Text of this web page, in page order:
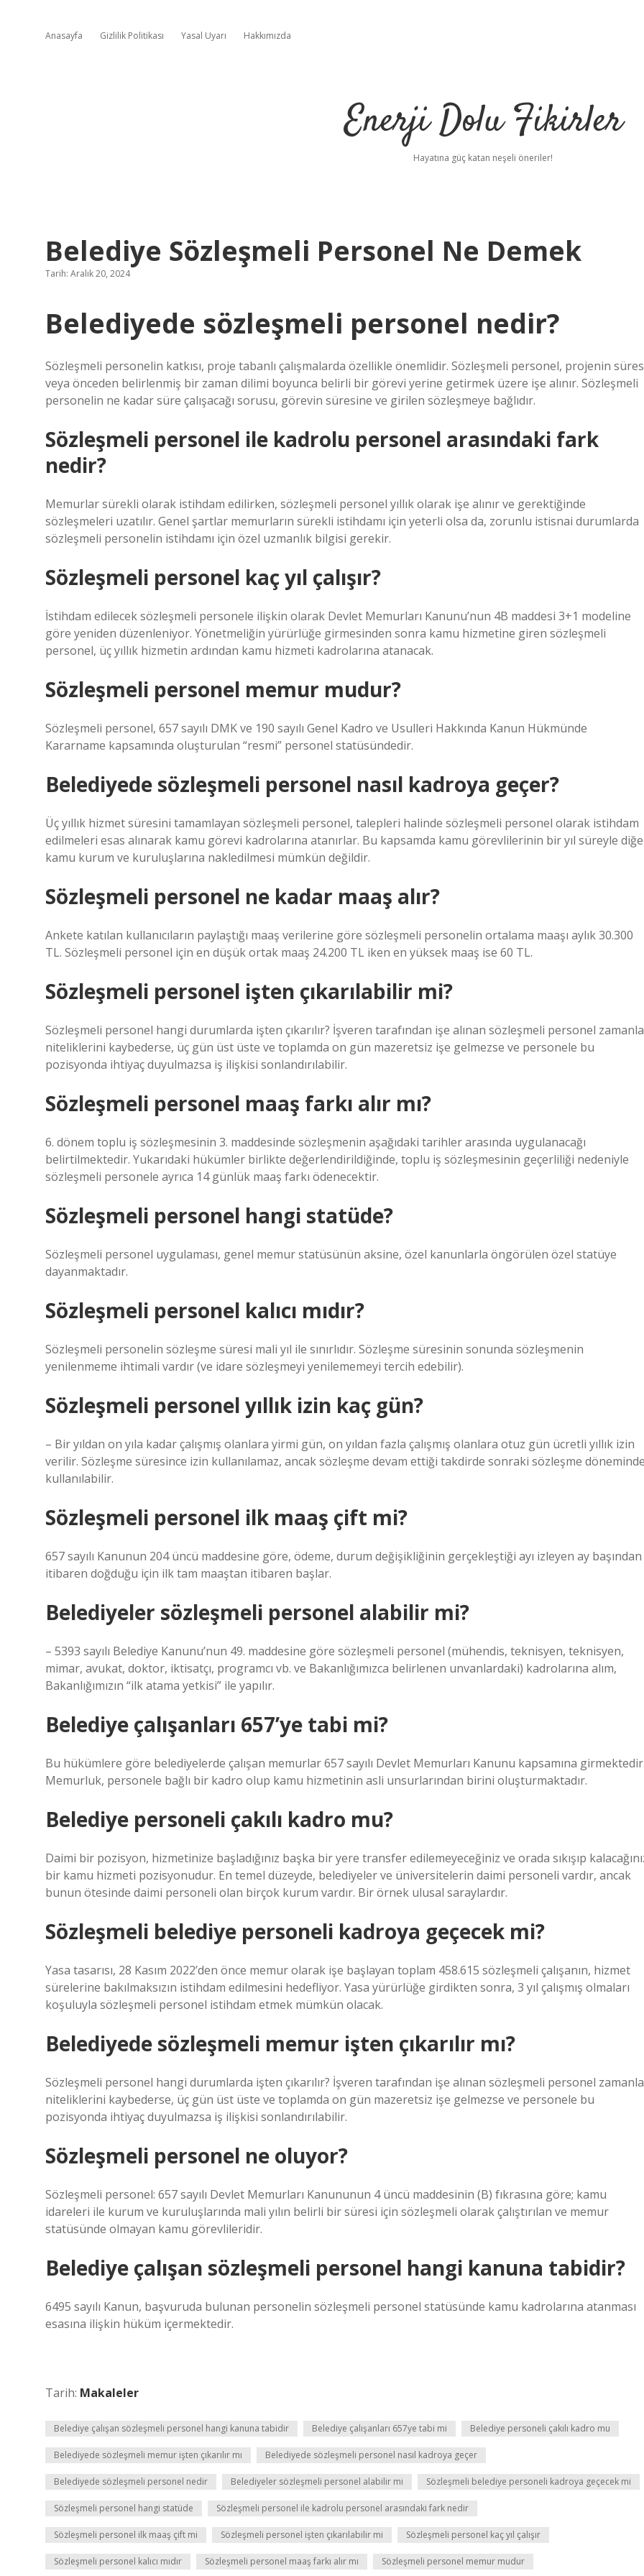
Anasayfa Gizlilik Politikası Yasal Uyarı Hakkımızda
Enerji Dolu Fikirler
Hayatına güç katan neşeli öneriler!
Belediye Sözleşmeli Personel Ne Demek
Tarih: Aralık 20, 2024
Belediyede sözleşmeli personel nedir?
Sözleşmeli personelin katkısı, proje tabanlı çalışmalarda özellikle önemlidir. Sözleşmeli personel, projenin
veya önceden belirlenmiş bir zaman dilimi boyunca belirli bir görevi yerine getirmek üzere işe alınır. Sözleşmeli
personelin ne kadar süre çalışacağı sorusu, görevin süresine ve girilen sözleşmeye bağlıdır.
Sözleşmeli personel ile kadrolu personel arasındaki fark
nedir?
Memurlar sürekli olarak istihdam edilirken, sözleşmeli personel yıllık olarak işe alınır ve gerektiğinde
sözleşmeleri uzatılır. Genel şartlar memurların sürekli istihdamı için yeterli olsa da, zorunlu istisnai durumlarda
sözleşmeli personelin istihdamı için özel uzmanlık bilgisi gerekir.
Sözleşmeli personel kaç yıl çalışır?
İstihdam edilecek sözleşmeli personele ilişkin olarak Devlet Memurları Kanunu’nun 4B maddesi 3+1 modeline
göre yeniden düzenleniyor. Yönetmeliğin yürürlüğe girmesinden sonra kamu hizmetine giren sözleşmeli
personel, üç yıllık hizmetin ardından kamu hizmeti kadrolarına atanacak.
Sözleşmeli personel memur mudur?
Sözleşmeli personel, 657 sayılı DMK ve 190 sayılı Genel Kadro ve Usulleri Hakkında Kanun Hükmünde
Kararname kapsamında oluşturulan “resmi” personel statüsündedir.
Belediyede sözleşmeli personel nasıl kadroya geçer?
Üç yıllık hizmet süresini tamamlayan sözleşmeli personel, talepleri halinde sözleşmeli personel olarak istihdam
edilmeleri esas alınarak kamu görevi kadrolarına atanırlar. Bu kapsamda kamu görevlilerinin bir yıl süreyle
kamu kurum ve kuruluşlarına nakledilmesi mümkün değildir.
Sözleşmeli personel ne kadar maaş alır?
Ankete katılan kullanıcıların paylaştığı maaş verilerine göre sözleşmeli personelin ortalama maaşı aylık 30.300
TL. Sözleşmeli personel için en düşük ortak maaş 24.200 TL iken en yüksek maaş ise 60 TL.
Sözleşmeli personel işten çıkarılabilir mi?
Sözleşmeli personel hangi durumlarda işten çıkarılır? İşveren tarafından işe alınan sözleşmeli personel zamanla
niteliklerini kaybederse, üç gün üst üste ve toplamda on gün mazeretsiz işe gelmezse ve personele bu
pozisyonda ihtiyaç duyulmazsa iş ilişkisi sonlandırılabilir.
Sözleşmeli personel maaş farkı alır mı?
6. dönem toplu iş sözleşmesinin 3. maddesinde sözleşmenin aşağıdaki tarihler arasında uygulanacağı
belirtilmektedir. Yukarıdaki hükümler birlikte değerlendirildiğinde, toplu iş sözleşmesinin geçerliliği nedeniyle
sözleşmeli personele ayrıca 14 günlük maaş farkı ödenecektir.
Sözleşmeli personel hangi statüde?
Sözleşmeli personel uygulaması, genel memur statüsünün aksine, özel kanunlarla öngörülen özel statüye
dayanmaktadır.
Sözleşmeli personel kalıcı mıdır?
Sözleşmeli personelin sözleşme süresi mali yıl ile sınırlıdır. Sözleşme süresinin sonunda sözleşmenin
yenilenmeme ihtimali vardır (ve idare sözleşmeyi yenilememeyi tercih edebilir).
Sözleşmeli personel yıllık izin kaç gün?
– Bir yıldan on yıla kadar çalışmış olanlara yirmi gün, on yıldan fazla çalışmış olanlara otuz gün ücretli yıllık izin
verilir. Sözleşme süresince izin kullanılamaz, ancak sözleşme devam ettiği takdirde sonraki sözleşme
kullanılabilir.
Sözleşmeli personel ilk maaş çift mi?
657 sayılı Kanunun 204 üncü maddesine göre, ödeme, durum değişikliğinin gerçekleştiği ayı izleyen ay başından
itibaren doğduğu için ilk tam maaştan itibaren başlar.
Belediyeler sözleşmeli personel alabilir mi?
– 5393 sayılı Belediye Kanunu’nun 49. maddesine göre sözleşmeli personel (mühendis, teknisyen, teknisyen,
mimar, avukat, doktor, iktisatçı, programcı vb. ve Bakanlığımızca belirlenen unvanlardaki) kadrolarına alım,
Bakanlığımızın “ilk atama yetkisi” ile yapılır.
Belediye çalışanları 657’ye tabi mi?
Bu hükümlere göre belediyelerde çalışan memurlar 657 sayılı Devlet Memurları Kanunu kapsamına
Memurluk, personele bağlı bir kadro olup kamu hizmetinin asli unsurlarından birini oluşturmaktadır.
Belediye personeli çakılı kadro mu?
Daimi bir pozisyon, hizmetinize başladığınız başka bir yere transfer edilemeyeceğiniz ve orada sıkışıp
bir kamu hizmeti pozisyonudur. En temel düzeyde, belediyeler ve üniversitelerin daimi personeli vardır, ancak
bunun ötesinde daimi personeli olan birçok kurum vardır. Bir örnek ulusal saraylardır.
Sözleşmeli belediye personeli kadroya geçecek mi?
Yasa tasarısı, 28 Kasım 2022’den önce memur olarak işe başlayan toplam 458.615 sözleşmeli çalışanın, hizmet
sürelerine bakılmaksızın istihdam edilmesini hedefliyor. Yasa yürürlüğe girdikten sonra, 3 yıl çalışmış olmaları
koşuluyla sözleşmeli personel istihdam etmek mümkün olacak.
Belediyede sözleşmeli memur işten çıkarılır mı?
Sözleşmeli personel hangi durumlarda işten çıkarılır? İşveren tarafından işe alınan sözleşmeli personel zamanla
niteliklerini kaybederse, üç gün üst üste ve toplamda on gün mazeretsiz işe gelmezse ve personele bu
pozisyonda ihtiyaç duyulmazsa iş ilişkisi sonlandırılabilir.
Sözleşmeli personel ne oluyor?
Sözleşmeli personel: 657 sayılı Devlet Memurları Kanununun 4 üncü maddesinin (B) fıkrasına göre; kamu
idareleri ile kurum ve kuruluşlarında mali yılın belirli bir süresi için sözleşmeli olarak çalıştırılan ve memur
statüsünde olmayan kamu görevlileridir.
Belediye çalışan sözleşmeli personel hangi kanuna tabidir?
6495 sayılı Kanun, başvuruda bulunan personelin sözleşmeli personel statüsünde kamu kadrolarına atanması
esasına ilişkin hüküm içermektedir.
Tarih: Makaleler
Belediye çalışan sözleşmeli personel hangi kanuna tabidir Belediye çalışanları 657ye tabi mi Belediye personeli çakılı kadro mu
Belediyede sözleşmeli memur işten çıkarılır mı Belediyede sözleşmeli personel nasıl kadroya geçer
Belediyede sözleşmeli personel nedir Belediyeler sözleşmeli personel alabilir mi Sözleşmeli belediye personeli kadroya geçecek mi
Sözleşmeli personel hangi statüde Sözleşmeli personel ile kadrolu personel arasındaki fark nedir
Sözleşmeli personel ilk maaş çift mi Sözleşmeli personel işten çıkarılabilir mi Sözleşmeli personel kaç yıl çalışır
Sözleşmeli personel kalıcı mıdır Sözleşmeli personel maaş farkı alır mı Sözleşmeli personel memur mudur